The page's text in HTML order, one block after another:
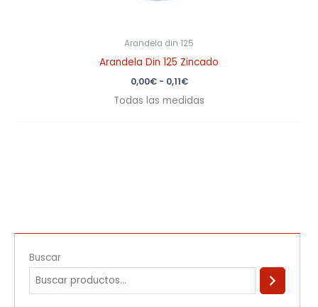
Buscar
Arandela din 125
Arandela Din 125 Zincado
0,00€ - 0,11€
Todas las medidas